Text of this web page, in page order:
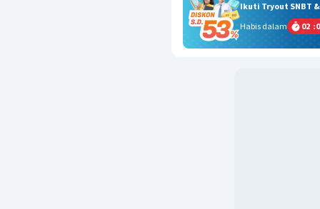
Ikuti Tryout SNBT
Habis dalam
02 :